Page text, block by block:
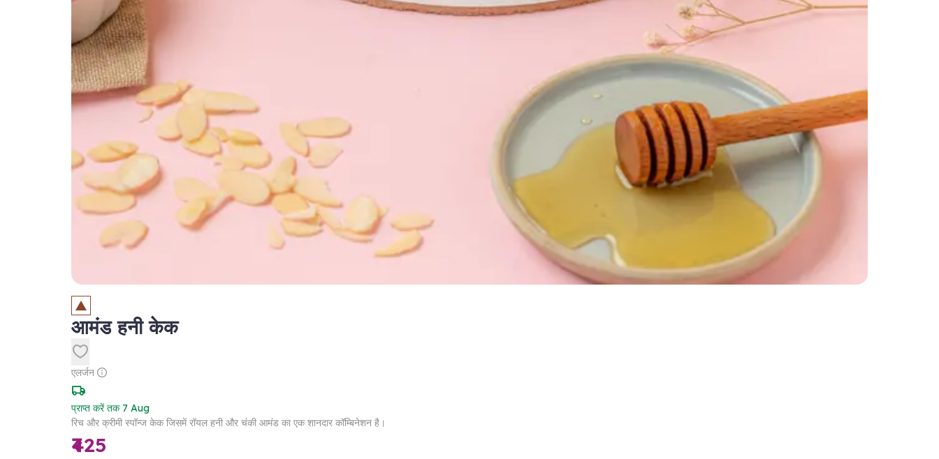
आमंड हनी केक
एलर्जन
प्राप्त करें तक 7 Aug
रिच और क्रीमी स्पॉन्ज केक जिसमें रॉयल हनी और चंकी आमंड का एक शानदार कॉम्बिनेशन है।
₹425